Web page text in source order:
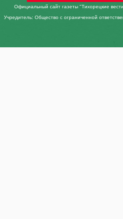
Официальный сайт газеты "Тихорецкие
Учредитель: Общество с ограниченной